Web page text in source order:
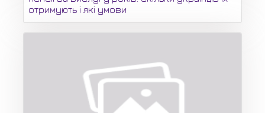
отримують і які умови